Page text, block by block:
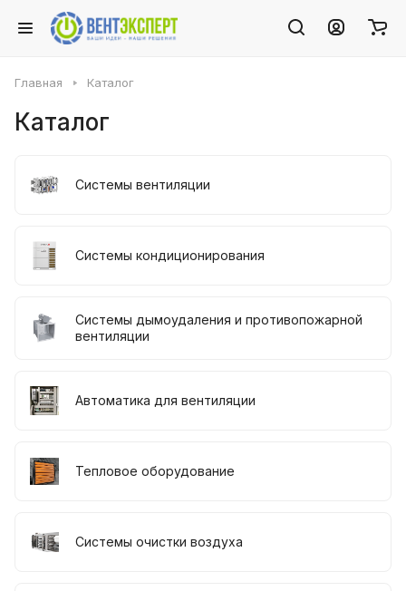
Главная Каталог
Каталог
Системы вентиляции
Системы кондиционирования
Системы дымоудаления и противопожарной
вентиляции
Автоматика для вентиляции
Тепловое оборудование
Системы очистки воздуха